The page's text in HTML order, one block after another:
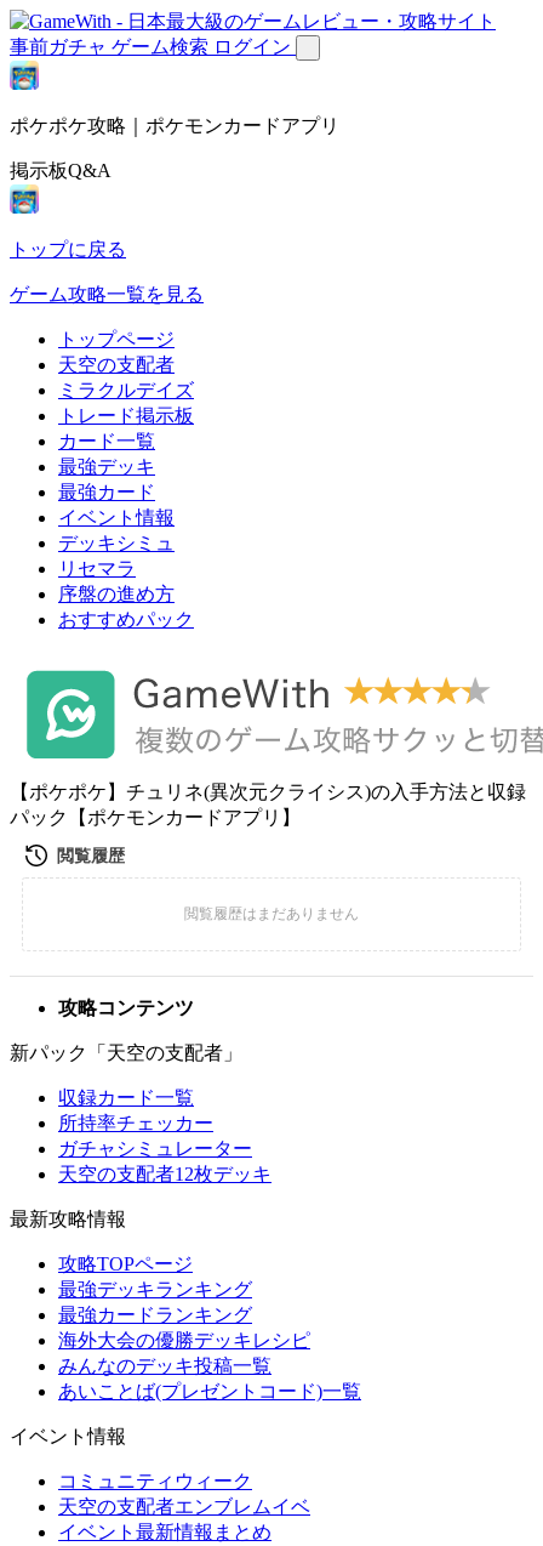
事前ガチャ ゲーム検索 ログイン
ポケポケ攻略｜ポケモンカードアプリ
掲示板Q&A
トップに戻る
ゲーム攻略一覧を見る
トップページ
天空の支配者
ミラクルデイズ
トレード掲示板
カード一覧
最強デッキ
最強カード
イベント情報
デッキシミュ
リセマラ
序盤の進め方
おすすめパック
【ポケポケ】チュリネ(異次元クライシス)の入手方法と収録
パック【ポケモンカードアプリ】
攻略コンテンツ
新パック「天空の支配者」
収録カード一覧
所持率チェッカー
ガチャシミュレーター
天空の支配者12枚デッキ
最新攻略情報
攻略TOPページ
最強デッキランキング
最強カードランキング
海外大会の優勝デッキレシピ
みんなのデッキ投稿一覧
あいことば(プレゼントコード)一覧
イベント情報
コミュニティウィーク
天空の支配者エンブレムイベ
イベント最新情報まとめ